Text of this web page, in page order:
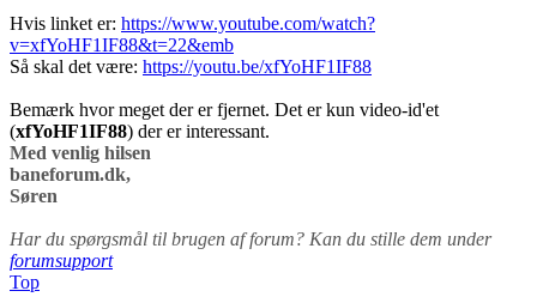
Hvis linket er: https://www.youtube.com/watch?
v=xfYoHF1IF88&t=22&emb
Så skal det være: https://youtu.be/xfYoHF1IF88
Bemærk hvor meget der er fjernet. Det er kun video-id'et
(xfYoHF1IF88) der er interessant.
Med venlig hilsen
baneforum.dk,
Søren
Har du spørgsmål til brugen af forum? Kan du stille dem under
forumsupport
Top